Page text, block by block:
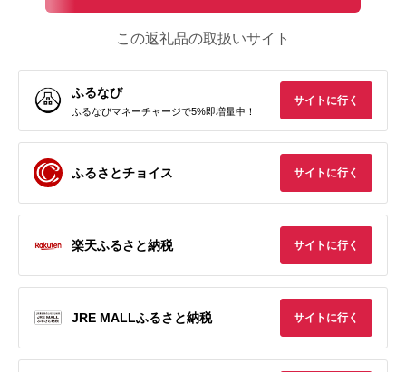
この返礼品の取扱いサイト
ふるなび
ふるなびマネーチャージで5%即増量中！
サイトに行く
ふるさとチョイス サイトに行く
楽天ふるさと納税 サイトに行く
JRE MALLふるさと納税 サイトに行く